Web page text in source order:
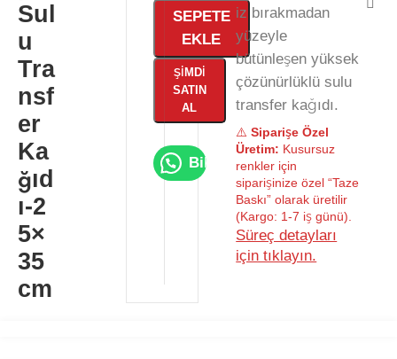
Sul
u
Tra
nsf
er
Ka
ğıd
ı-2
5×
35
cm
SEPETE
EKLE
ŞIMDI
SATIN
AL
Bilgi Al
iz bırakmadan
yüzeyle
bütünleşen yüksek
çözünürlüklü sulu
transfer kağıdı.
⚠️Siparişe Özel
Üretim: Kusursuz
renkler için
siparişinize özel “Taze
Baskı” olarak üretilir
(Kargo: 1-7 iş günü).
Süreç detayları
için tıklayın.